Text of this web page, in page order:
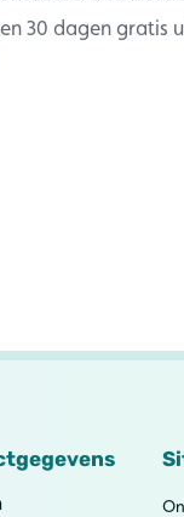
30 dagen gratis